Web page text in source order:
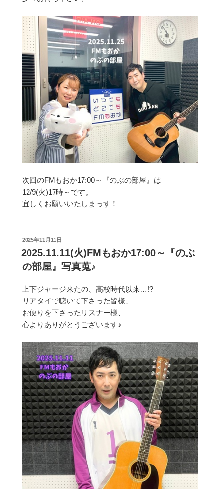
次回のFMもおか17:00～『のぶの部屋』は
12/9(火)17時～です。
宜しくお願いいたしまっす！
投
稿
日:
2025年11月11日
2025.11.11(火)FMもおか17:00～『のぶ
の部屋』写真蒐♪
上下ジャージ来たの、高校時代以来…!?
リアタイで聴いて下さった皆様、
お便りを下さったリスナー様、
心よりありがとうございます♪